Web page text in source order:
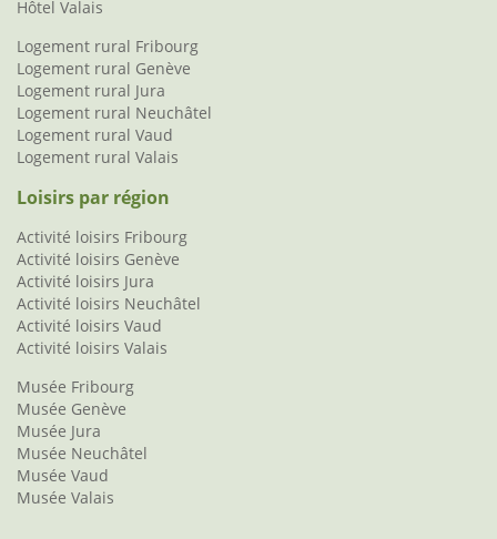
Hôtel Valais
Logement rural Fribourg
Logement rural Genève
Logement rural Jura
Logement rural Neuchâtel
Logement rural Vaud
Logement rural Valais
Loisirs par région
Activité loisirs Fribourg
Activité loisirs Genève
Activité loisirs Jura
Activité loisirs Neuchâtel
Activité loisirs Vaud
Activité loisirs Valais
Musée Fribourg
Musée Genève
Musée Jura
Musée Neuchâtel
Musée Vaud
Musée Valais